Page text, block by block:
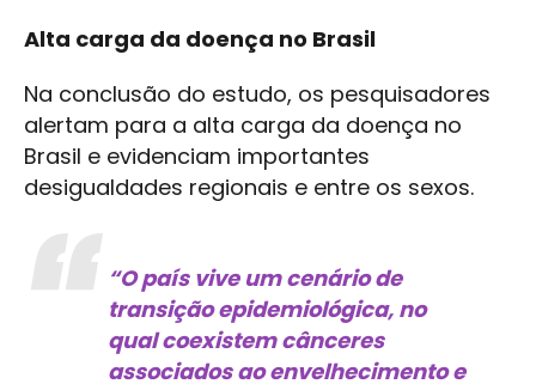
Alta carga da doença no Brasil
Na conclusão do estudo, os pesquisadores
alertam para a alta carga da doença no
Brasil e evidenciam importantes
desigualdades regionais e entre os sexos.
“O país vive um cenário de
transição epidemiológica, no
qual coexistem cânceres
associados ao envelhecimento e